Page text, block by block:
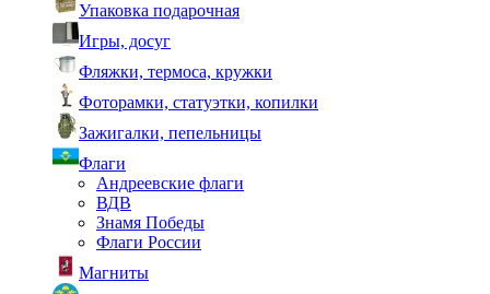
Упаковка подарочная
Игры, досуг
Фляжки, термоса, кружки
Фоторамки, статуэтки, копилки
Зажигалки, пепельницы
Флаги
Андреевские флаги
ВДВ
Знамя Победы
Флаги России
Магниты